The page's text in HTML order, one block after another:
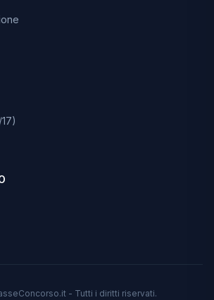
- Tutti i diritti riservati.